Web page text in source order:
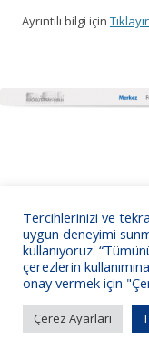
Ayrıntılı bilgi için
Tercihlerinizi ve
uygun deneyimi
kullanıyoruz.
çerezlerin
onay vermek için
Çerez Ayarları